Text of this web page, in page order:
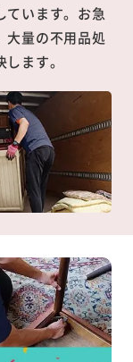
ています。お急
大量の不用品処
ます。